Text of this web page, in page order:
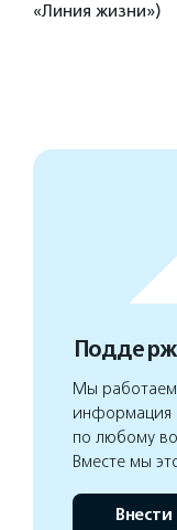
«Линия жизни»)
Мы
информация
по любому
Вместе мы
Внести